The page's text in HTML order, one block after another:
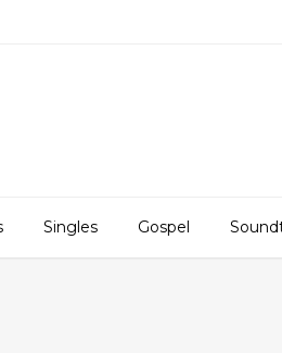
Singles Gospel